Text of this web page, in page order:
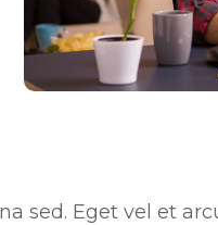
sed. Eget vel et